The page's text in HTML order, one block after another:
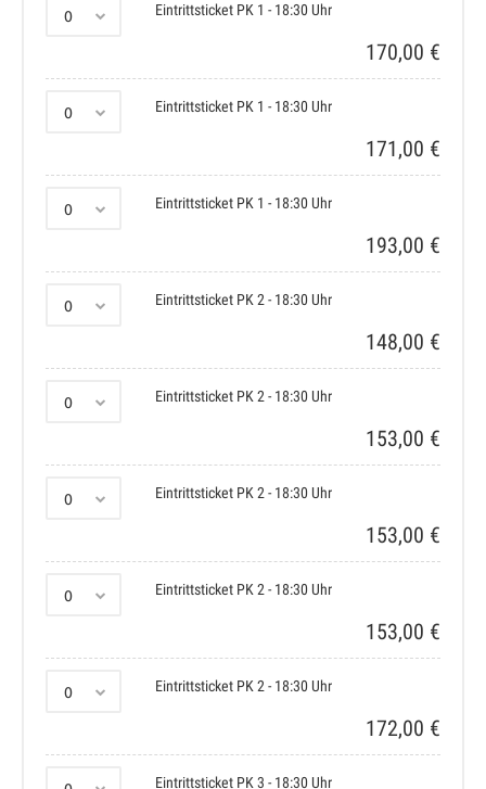
Eintrittsticket PK 1 - 18:30 Uhr
170,00 €
Eintrittsticket PK 1 - 18:30 Uhr
171,00 €
Eintrittsticket PK 1 - 18:30 Uhr
193,00 €
Eintrittsticket PK 2 - 18:30 Uhr
148,00 €
Eintrittsticket PK 2 - 18:30 Uhr
153,00 €
Eintrittsticket PK 2 - 18:30 Uhr
153,00 €
Eintrittsticket PK 2 - 18:30 Uhr
153,00 €
Eintrittsticket PK 2 - 18:30 Uhr
172,00 €
Eintrittsticket PK 3 - 18:30 Uhr